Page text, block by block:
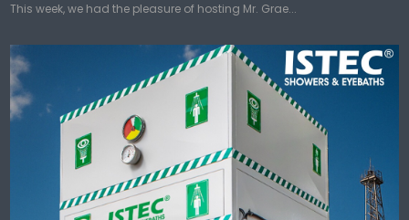
This week, we had the pleasure of hosting Mr. Grae...